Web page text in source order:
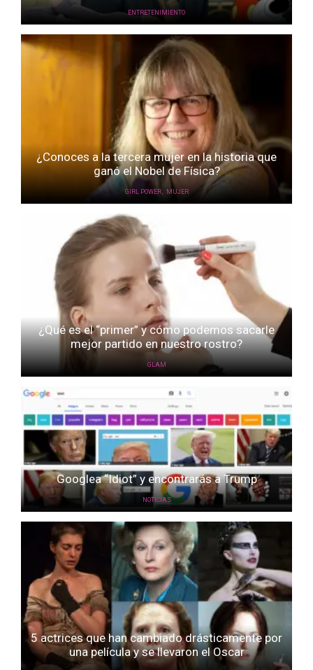
ENTRETENIMIENTO
¿Conoces a la tercera mujer en la historia que
ganó el Nobel de Física?
GIRL POWER, MUJER
¿Qué es el “primer” y cómo podemos sacarle
mejor partido en nuestro rostro?
GLAM
Googlea “Idiot” y encontrarás a Trump
NOTICIAS
5 actrices que han cambiado drásticamente por
una película y se llevaron el Oscar